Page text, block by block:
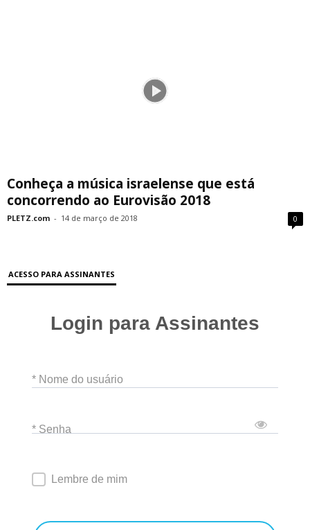
Conheça a música israelense que está
concorrendo ao Eurovisão 2018
PLETZ.com - 14 de março de 2018 0
ACESSO PARA ASSINANTES
Login para Assinantes
* Nome do usuário
* Senha
Lembre de mim